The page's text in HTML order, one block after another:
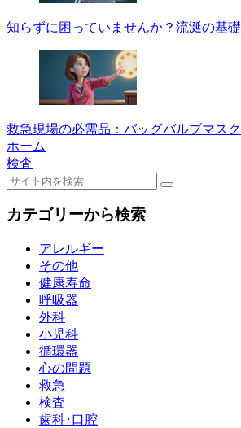
知らずに困っていませんか？流涎の基
救急現場の必需品：バッグバルブマスク
ホーム
検査
カテゴリーから検索
アレルギー
その他
健康寿命
呼吸器
外科
小児科
循環器
心の問題
救急
検査
歯科･口腔